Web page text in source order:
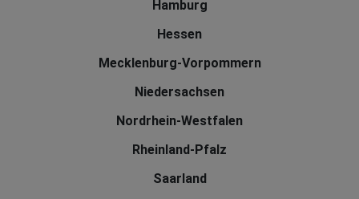
Hamburg
Hessen
Mecklenburg-Vorpommern
Niedersachsen
Nordrhein-Westfalen
Rheinland-Pfalz
Saarland